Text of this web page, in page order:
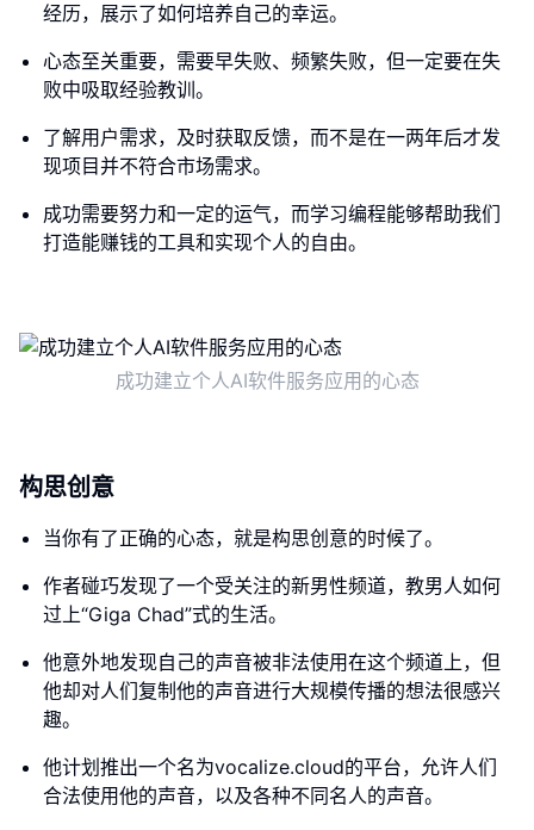
经历，展示了如何培养自己的幸运。
心态至关重要，需要早失败、频繁失败，但一定要在失
败中吸取经验教训。
了解用户需求，及时获取反馈，而不是在一两年后才发
现项目并不符合市场需求。
成功需要努力和一定的运气，而学习编程能够帮助我们
打造能赚钱的工具和实现个人的自由。
成功建立个人AI软件服务应用的心态
构思创意
当你有了正确的心态，就是构思创意的时候了。
作者碰巧发现了一个受关注的新男性频道，教男人如何
过上“Giga Chad”式的生活。
他意外地发现自己的声音被非法使用在这个频道上，但
他却对人们复制他的声音进行大规模传播的想法很感兴
趣。
他计划推出一个名为vocalize.cloud的平台，允许人们
合法使用他的声音，以及各种不同名人的声音。